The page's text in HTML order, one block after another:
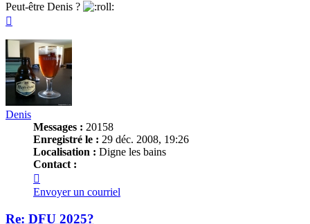
Peut-être Denis ?
Denis
Messages : 20158
Enregistré le : 29 déc. 2008, 19:26
Localisation : Digne les bains
Contact :
Denis
Envoyer un courriel
Re: DFU 2025?